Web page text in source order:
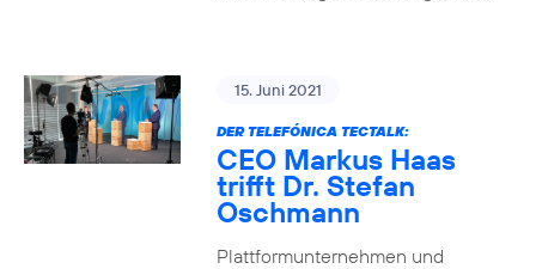
15. Juni 2021
DER TELEFÓNICA TECTALK:
CEO Markus Haas
trifft Dr. Stefan
Oschmann
Plattformunternehmen und